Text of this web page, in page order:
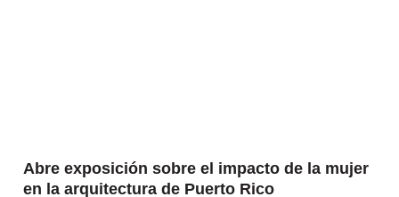
Abre exposición sobre el impacto de la mujer
en la arquitectura de Puerto Rico